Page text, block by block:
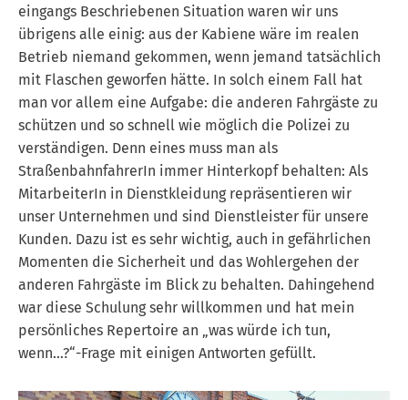
eingangs Beschriebenen Situation waren wir uns
übrigens alle einig: aus der Kabiene wäre im realen
Betrieb niemand gekommen, wenn jemand tatsächlich
mit Flaschen geworfen hätte. In solch einem Fall hat
man vor allem eine Aufgabe: die anderen Fahrgäste zu
schützen und so schnell wie möglich die Polizei zu
verständigen. Denn eines muss man als
StraßenbahnfahrerIn immer Hinterkopf behalten: Als
MitarbeiterIn in Dienstkleidung repräsentieren wir
unser Unternehmen und sind Dienstleister für unsere
Kunden. Dazu ist es sehr wichtig, auch in gefährlichen
Momenten die Sicherheit und das Wohlergehen der
anderen Fahrgäste im Blick zu behalten. Dahingehend
war diese Schulung sehr willkommen und hat mein
persönliches Repertoire an „was würde ich tun,
wenn…?“-Frage mit einigen Antworten gefüllt.